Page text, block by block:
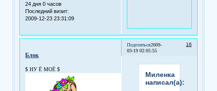
24 дня 0 часов
Последний визит:
2009-12-23 23:31:09
Поделиться 16
2009-
03-19 02:05:55
Блок
$ НУ Ё МОЁ $
Миленка
написал(а):